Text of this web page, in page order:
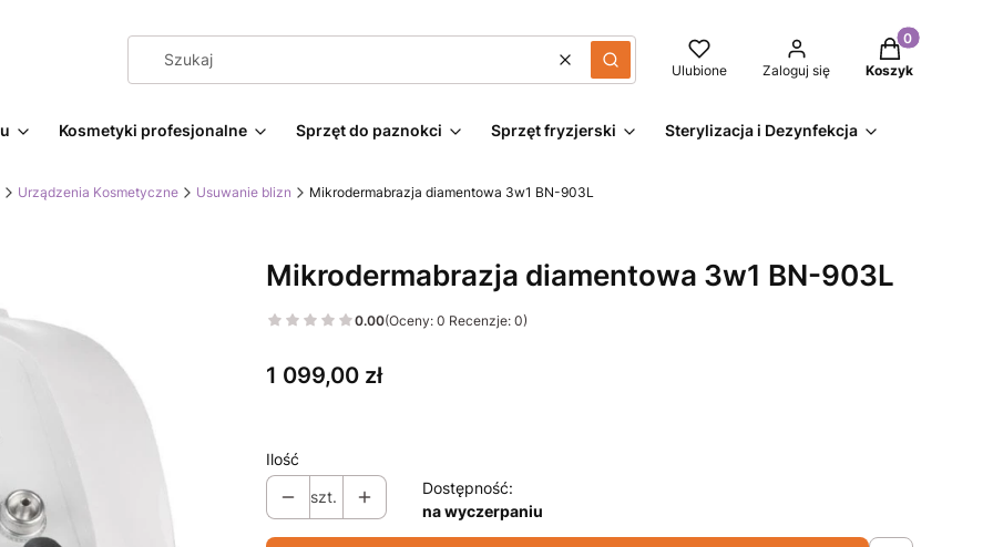
WyczyśćSzukaj Ulubione Zaloguj się
Produkty w
Koszyk
Kosmetyki profesjonalne Sprzęt do paznokci Sprzęt fryzjerski Sterylizacja i Dezynfekcja
Urządzenia Kosmetyczne Usuwanie blizn Mikrodermabrazja diamentowa 3w1 BN-903L
Mikrodermabrazja diamentowa 3w1 BN-903L
0.00(Oceny: 0 Recenzje: 0)
Cena
1 099,00 zł
Ilość
szt.
Dostępność:
na wyczerpaniu